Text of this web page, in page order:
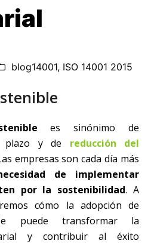
blog14001, ISO 14001 2015
es sinónimo de
plazo y de reducción del
empresas son cada día más
de implementar
por la sostenibilidad. A
cómo la adopción de
puede transformar la
y contribuir al éxito